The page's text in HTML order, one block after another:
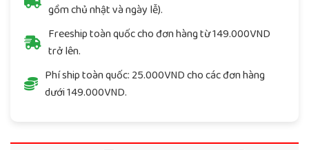
gồm chủ nhật và ngày lễ).
Freeship toàn quốc cho đơn hàng từ 149.000VND
trở lên.
Phí ship toàn quốc: 25.000VND cho các đơn hàng
dưới 149.000VND.